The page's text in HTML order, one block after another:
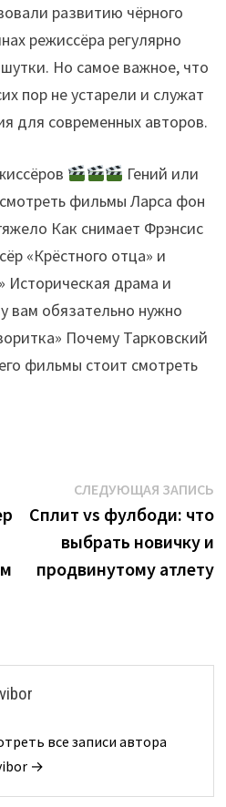
развитию чёрного
режиссёра регулярно
Но самое важное, что
пор не устарели и служат
для современных авторов.
Гений или
фильмы Ларса фон
Как снимает Фрэнсис
«Крёстного отца» и
Историческая драма и
вам обязательно нужно
Почему Тарковский
фильмы стоит смотреть
СЛЕДУЮЩАЯ ЗАПИСЬ
Сплит vs фулбоди: что
выбрать новичку и
продвинутому атлету
все записи автора
→